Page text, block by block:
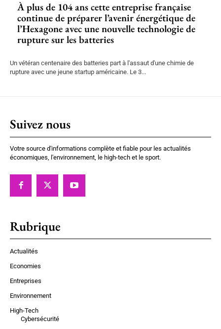
À plus de 104 ans cette entreprise française
continue de préparer l’avenir énergétique de
l’Hexagone avec une nouvelle technologie de
rupture sur les batteries
Un vétéran centenaire des batteries part à l'assaut d'une chimie de
rupture avec une jeune startup américaine. Le 3...
Suivez nous
Votre source d'informations complète et fiable pour les actualités
économiques, l'environnement, le high-tech et le sport.
Rubrique
Actualités
Economies
Entreprises
Environnement
High-Tech
Cybersécurité